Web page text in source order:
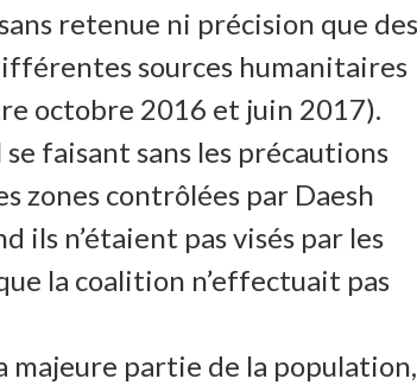
retenue ni précision que des
sources humanitaires
octobre 2016 et juin 2017).
faisant sans les précautions
zones contrôlées par Daesh
ils n’étaient pas visés par les
la coalition n’effectuait pas
partie de la population,